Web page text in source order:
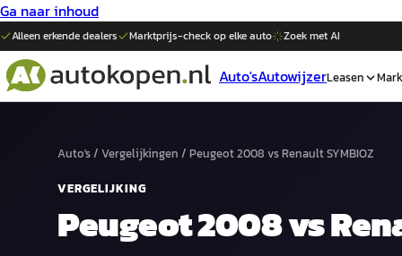
Ga naar inhoud
Alleen erkende dealers Marktprijs-check op elkeauto Zoek met AI
Auto'sAutowijzerLeasen
Auto's/ Vergelijkingen / Peugeot 2008 vsRenault SYMBIOZ
VERGELIJKING
Peugeot 2008vs